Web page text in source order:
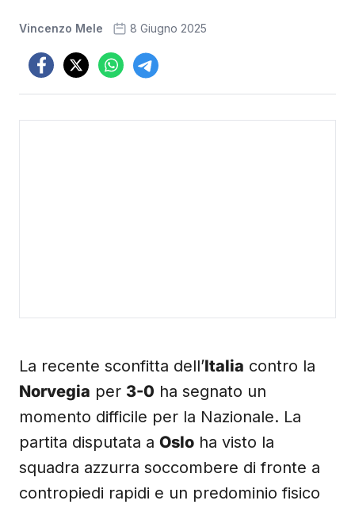
Vincenzo Mele 8 Giugno 2025
La recente sconfitta dell’Italia contro la
Norvegia per 3-0 ha segnato un
momento difficile per la Nazionale. La
partita disputata a Oslo ha visto la
squadra azzurra soccombere di fronte a
contropiedi rapidi e un predominio fisico